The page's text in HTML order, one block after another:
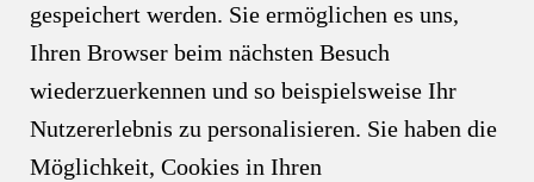
gespeichert werden. Sie ermöglichen es uns,
Ihren Browser beim nächsten Besuch
wiederzuerkennen und so beispielsweise Ihr
Nutzererlebnis zu personalisieren. Sie haben die
Möglichkeit, Cookies in Ihren